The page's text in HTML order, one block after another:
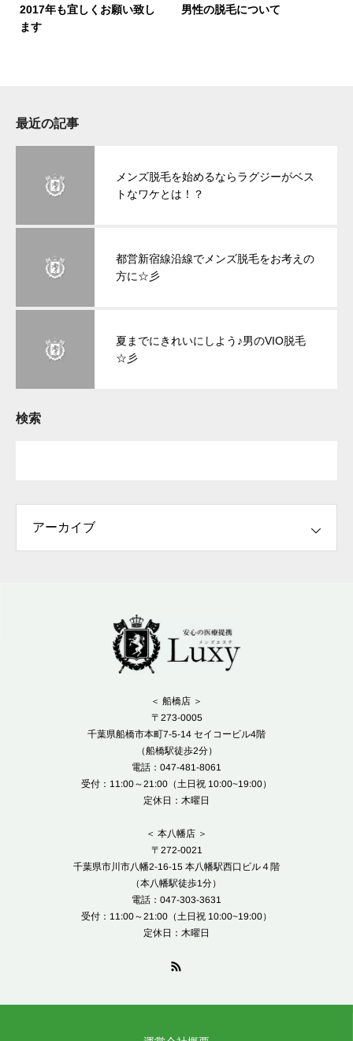
2017年も宜しくお願い致し
ます
男性の脱毛について
最近の記事
メンズ脱毛を始めるならラグジーがベス
トなワケとは！？
都営新宿線沿線でメンズ脱毛をお考えの
方に☆彡
夏までにきれいにしよう♪男のVIO脱毛
☆彡
検索
＜ 船橋店 ＞
〒273-0005
千葉県船橋市本町7-5-14 セイコービル4階
（船橋駅徒歩2分）
電話：047-481-8061
受付：11:00～21:00（土日祝 10:00~19:00）
定休日：木曜日
＜ 本八幡店 ＞
〒272-0021
千葉県市川市八幡2-16-15 本八幡駅西口ビル４階
（本八幡駅徒歩1分）
電話：047-303-3631
受付：11:00～21:00（土日祝 10:00~19:00）
定休日：木曜日